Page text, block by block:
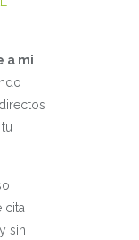
a mi
cita
sin